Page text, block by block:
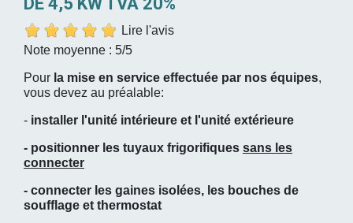
Lire l'avis
Note moyenne : 5/5
Pour la mise en service effectuée par nos équipes,
vous devez au préalable:
- installer l'unité intérieure et l'unité extérieure
- positionner les tuyaux frigorifiques sans les
connecter
- connecter les gaines isolées, les bouches de
soufflage et thermostat